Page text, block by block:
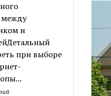
между
и
при выборе